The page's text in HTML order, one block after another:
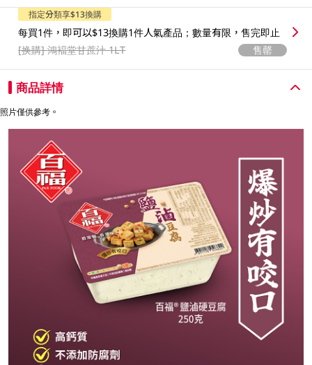
指定分類享$13換購
每買1件，即可以$13換購1件人氣產品；數量有限，售完即止
[换購]鴻褔堂甘蔗汁 1LT 售罄
商品詳情
照片僅供參考。